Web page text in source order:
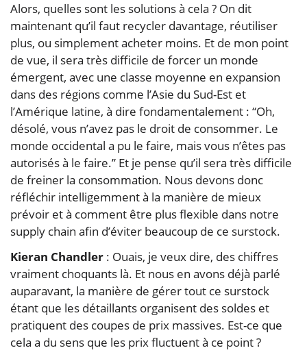
Alors, quelles sont les solutions à cela ? On dit
maintenant qu’il faut recycler davantage, réutiliser
plus, ou simplement acheter moins. Et de mon point
de vue, il sera très difficile de forcer un monde
émergent, avec une classe moyenne en expansion
dans des régions comme l’Asie du Sud-Est et
l’Amérique latine, à dire fondamentalement : “Oh,
désolé, vous n’avez pas le droit de consommer. Le
monde occidental a pu le faire, mais vous n’êtes pas
autorisés à le faire.” Et je pense qu’il sera très difficile
de freiner la consommation. Nous devons donc
réfléchir intelligemment à la manière de mieux
prévoir et à comment être plus flexible dans notre
supply chain afin d’éviter beaucoup de ce surstock.
Kieran Chandler : Ouais, je veux dire, des chiffres
vraiment choquants là. Et nous en avons déjà parlé
auparavant, la manière de gérer tout ce surstock
étant que les détaillants organisent des soldes et
pratiquent des coupes de prix massives. Est-ce que
cela a du sens que les prix fluctuent à ce point ?